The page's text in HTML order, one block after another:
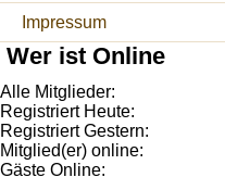
Impressum
Wer ist Online
Alle Mitglieder:
Registriert Heute:
Registriert Gestern:
Mitglied(er) online:
Gäste Online: